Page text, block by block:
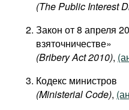
(The Public Interest
Закон от 8 апреля
взяточничестве»
(Bribery Act 2010),
Кодекс министров
(Ministerial Code),